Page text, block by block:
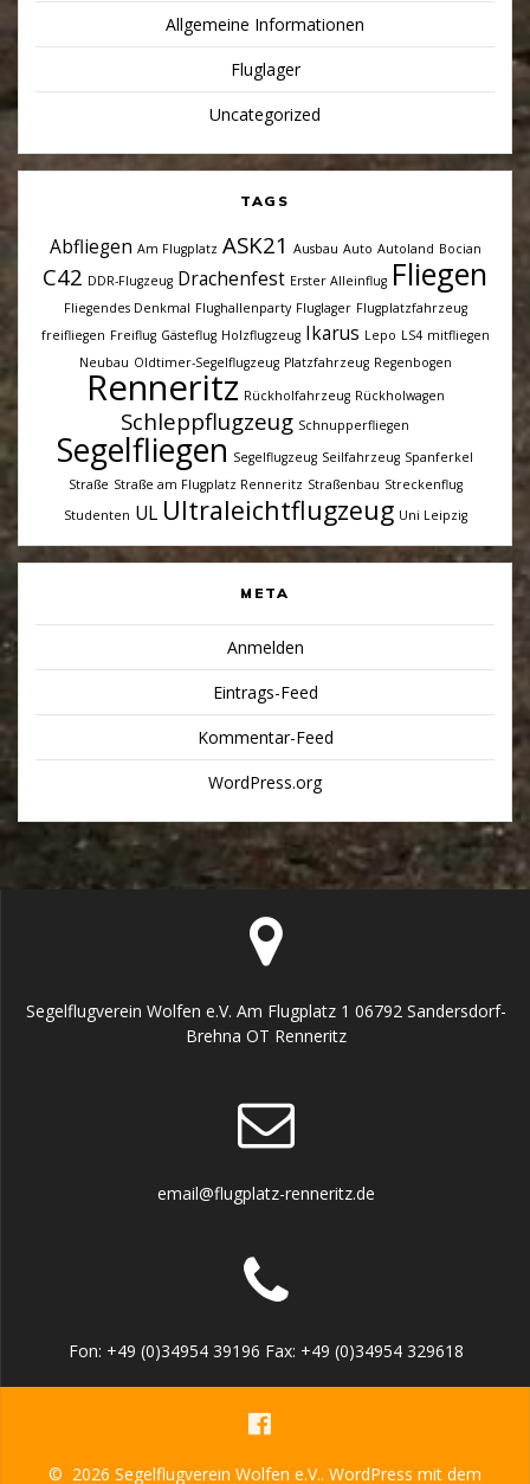
Allgemeine Informationen
Fluglager
Uncategorized
TAGS
Abfliegen Am Flugplatz ASK21 Ausbau Auto Autoland Bocian
C42 DDR-Flugzeug Drachenfest Erster Alleinflug Fliegen
Fliegendes Denkmal Flughallenparty Fluglager Flugplatzfahrzeug
freifliegen Freiflug Gästeflug Holzflugzeug Ikarus Lepo LS4 mitfliegen
Neubau Oldtimer-Segelflugzeug Platzfahrzeug Regenbogen
Renneritz Rückholfahrzeug Rückholwagen
Schleppflugzeug Schnupperfliegen
Segelfliegen Segelflugzeug Seilfahrzeug Spanferkel
Straße Straße am Flugplatz Renneritz Straßenbau Streckenflug
Studenten UL Ultraleichtflugzeug Uni Leipzig
META
Anmelden
Eintrags-Feed
Kommentar-Feed
WordPress.org
Segelflugverein Wolfen e.V. Am Flugplatz 1 06792 Sandersdorf-
Brehna OT Renneritz
email@flugplatz-renneritz.de
Fon: +49 (0)34954 39196 Fax: +49 (0)34954 329618
© 2026 Segelflugverein Wolfen e.V.. WordPress mit dem